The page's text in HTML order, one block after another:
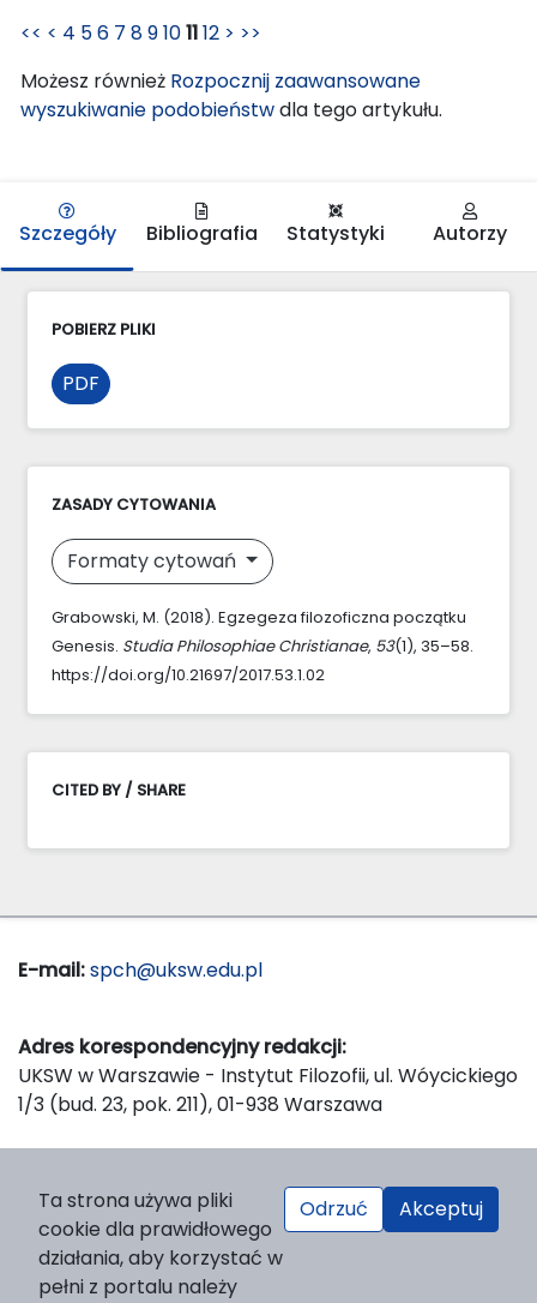
<< < 4 56 7 89101112 > >>
Możesz również Rozpocznij zaawansowane
wyszukiwanie podobieństwdla tego artykułu.
Szczegóły Bibliografia Statystyki Autorzy
POBIERZ PLIKI
PDF
ZASADY CYTOWANIA
Formaty cytowań
Grabowski, M. (2018). Egzegeza filozoficzna początku
Genesis. Studia Philosophiae Christianae, 53(1), 35–58.
https://doi.org/10.21697/2017.53.1.02
CITED BY / SHARE
E-mail:spch@uksw.edu.pl
Adres korespondencyjny redakcji:
UKSW w Warszawie - Instytut Filozofii, ul. Wóycickiego
1/3 (bud. 23, pok. 211), 01-938 Warszawa
Wydawnictwo Naukowe UKSW, ul. Dewajtis 5, domek
nr 2, 01-815 Warszawa
Strona WWW Wydawnictwa
e-mail: wydawnictwo@uksw.edu.pl
Ta strona używa pliki
cookie dla prawidłowego
działania, aby korzystać w
pełni z portalu należy
Odrzuć Akceptuj